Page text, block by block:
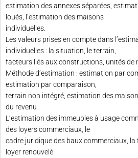
estimation des annexes séparées,
loués, l’estimation des maisons
individuelles.
Les valeurs prises en compte dans
individuelles : la situation, le terrain,
facteurs liés aux constructions, unités de
Méthode d’estimation : estimation par
estimation par comparaison,
terrain non intégré, estimation des
du revenu
L’estimation des immeubles à usage
des loyers commerciaux, le
cadre juridique des baux commerciaux,
loyer renouvelé.